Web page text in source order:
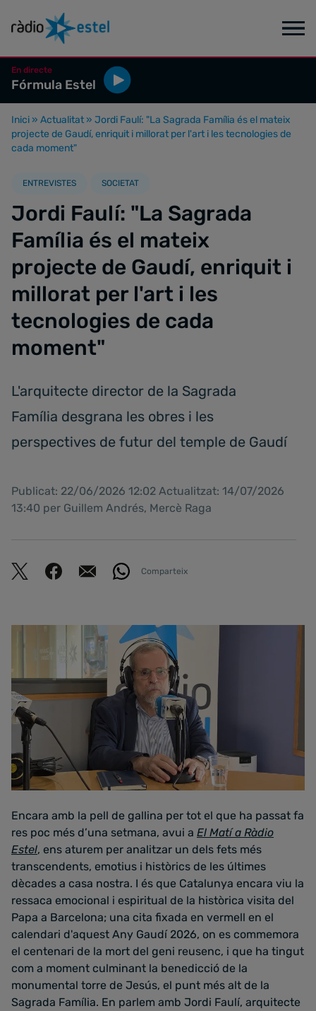
En directe
Fórmula Estel
Inici » Actualitat » Jordi Faulí: "La Sagrada Família és el mateix
projecte de Gaudí, enriquit i millorat per l'art i les tecnologies de
cada moment"
ENTREVISTES SOCIETAT
Jordi Faulí: "La Sagrada
Família és el mateix
projecte de Gaudí, enriquit i
millorat per l'art i les
tecnologies de cada
moment"
L'arquitecte director de la Sagrada
Família desgrana les obres i les
perspectives de futur del temple de Gaudí
Publicat: 22/06/2026 12:02 Actualitzat: 14/07/2026
13:40 per Guillem Andrés, Mercè Raga
Comparteix
Encara amb la pell de gallina per tot el que ha passat fa
res poc més d’una setmana, avui a El Matí a Ràdio
Estel, ens aturem per analitzar un dels fets més
transcendents, emotius i històrics de les últimes
dècades a casa nostra. I és que Catalunya encara viu la
ressaca emocional i espiritual de la històrica visita del
Papa a Barcelona; una cita fixada en vermell en el
calendari d'aquest Any Gaudí 2026, on es commemora
el centenari de la mort del geni reusenc, i que ha tingut
com a moment culminant la benedicció de la
monumental torre de Jesús, el punt més alt de la
Sagrada Família. En parlem amb Jordi Faulí, arquitecte